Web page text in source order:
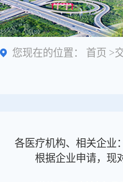
您现在的位置： 首页 >
各医疗机构、相关企业：
根据企业申请，现对